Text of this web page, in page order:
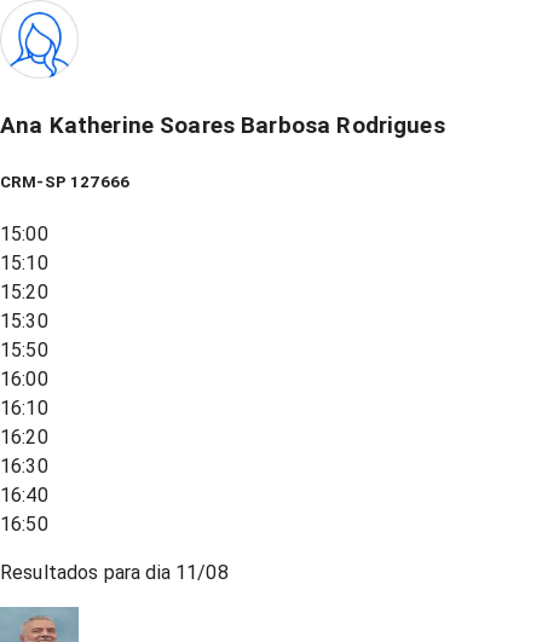
Ana Katherine Soares Barbosa Rodrigues
CRM-SP 127666
15:00
15:10
15:20
15:30
15:50
16:00
16:10
16:20
16:30
16:40
16:50
Resultados para dia 11/08